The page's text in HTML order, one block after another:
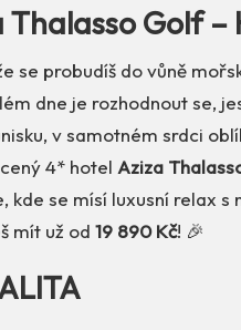
Thalasso Golf
se probudíš do vůně
dne je rozhodnout se,
v samotném srdci
4* hotel Aziza
kde se mísí luxusní relax
mít už od 19 890 Kč! 🎉